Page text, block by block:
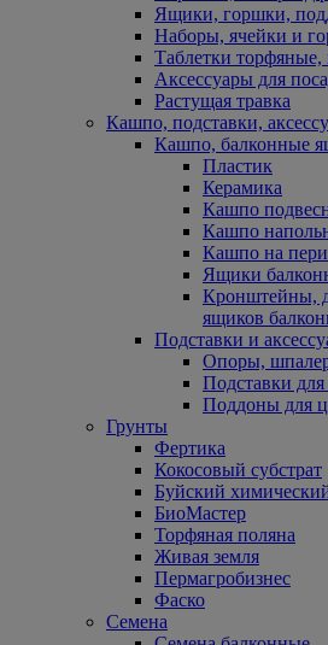
Ящики, горшки,
Наборы, ячейки и
Таблетки торфяные,
Аксессуары для
Растущая травка
Кашпо, подставки,
Кашпо, балконные
Пластик
Керамика
Кашпо
Кашпо
Кашпо на
Ящики
Кронштейны,
ящиков
Подставки и
Опоры,
Подставки
Поддоны для
Грунты
Фертика
Кокосовый субстрат
Буйский
БиоМастер
Торфяная поляна
Живая земля
Пермагробизнес
Фаско
Семена